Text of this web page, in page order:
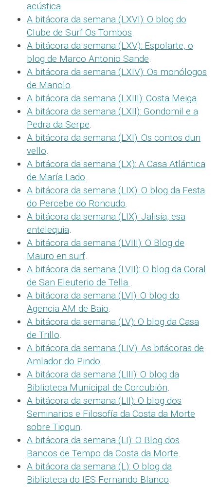
acústica.
A bitácora da semana (LXVI): O blog do
Clube de Surf Os Tombos.
A bitácora da semana (LXV): Espolarte, o
blog de Marco Antonio Sande.
A bitácora da semana (LXIV): Os monólogos
de Manolo.
A bitácora da semana (LXIII): Costa Meiga.
A bitácora da semana (LXII): Gondomil e a
Pedra da Serpe.
A bitácora da semana (LXI): Os contos dun
vello.
A bitácora da semana (LX): A Casa Atlántica
de María Lado.
A bitácora da semana (LIX): O blog da Festa
do Percebe do Roncudo.
A bitácora da semana (LIX): Jalisia, esa
entelequia.
A bitácora da semana (LVIII): O Blog de
Mauro en surf.
A bitácora da semana (LVII): O blog da Coral
de San Eleuterio de Tella .
A bitácora da semana (LVI): O blog do
Agencia AM de Baio.
A bitácora da semana (LV): O blog da Casa
de Trillo.
A bitácora da semana (LIV): As bitácoras de
Amlador do Pindo.
A bitácora da semana (LIII): O blog da
Biblioteca Municipal de Corcubión.
A bitácora da semana (LII): O blog dos
Seminarios e Filosofía da Costa da Morte
sobre Tiqqun.
A bitácora da semana (LI): O Blog dos
Bancos de Tempo da Costa da Morte.
A bitácora da semana (L): O blog da
Biblioteca do IES Fernando Blanco.